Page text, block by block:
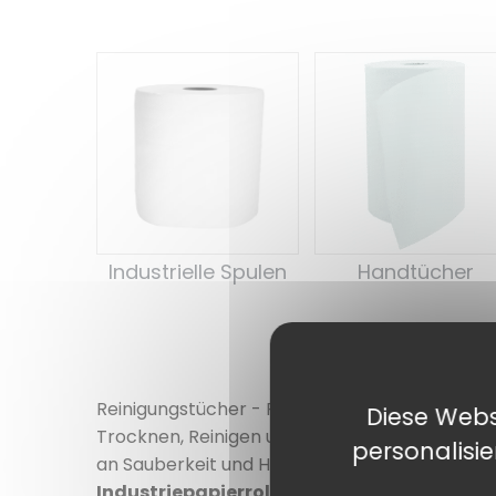
Industrielle Spulen Handtücher
Reinigungstücher - Praktische Lösungen für
Trocknen, Reinigen und Pflegen von
an Sauberkeit und Hygiene
Diese